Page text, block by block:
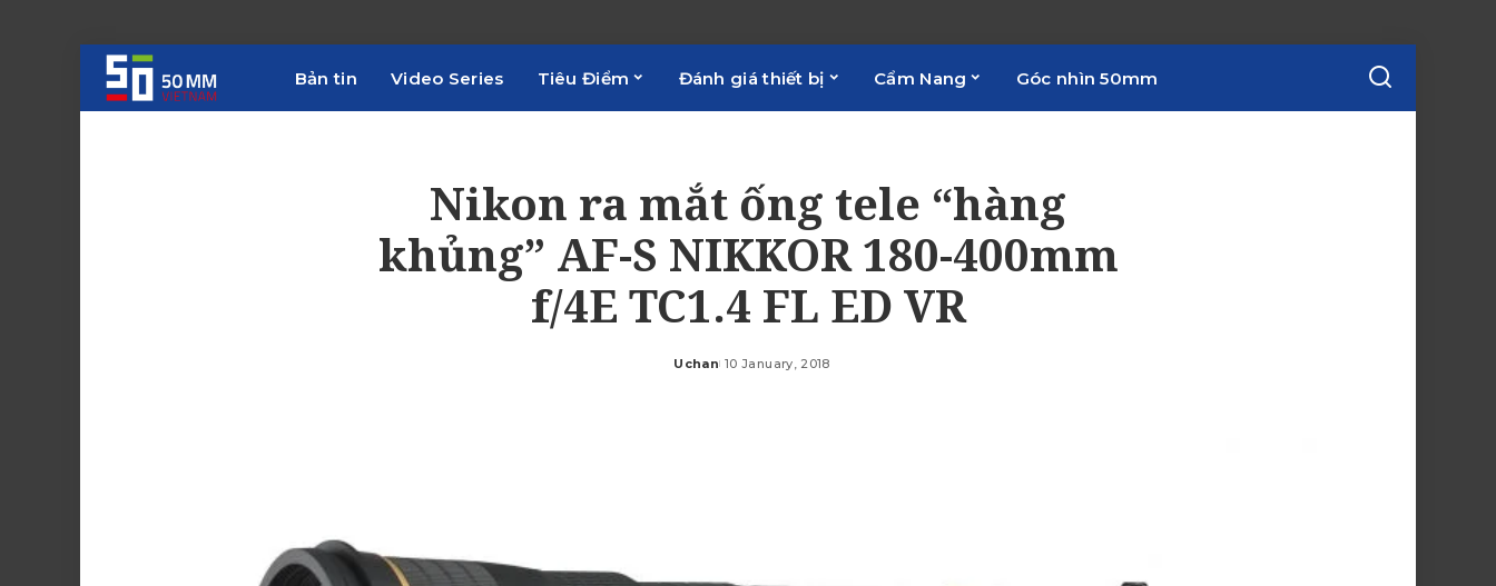
Bản tin Video Series Tiêu Điểm Đánh giá thiết bị Cẩm Nang Góc nhìn 50mm
Nikon ra mắt ống tele “hàng
khủng” AF-S NIKKOR 180-400mm
f/4E TC1.4 FL ED VR
Posted
Uchan 10 January, 2018